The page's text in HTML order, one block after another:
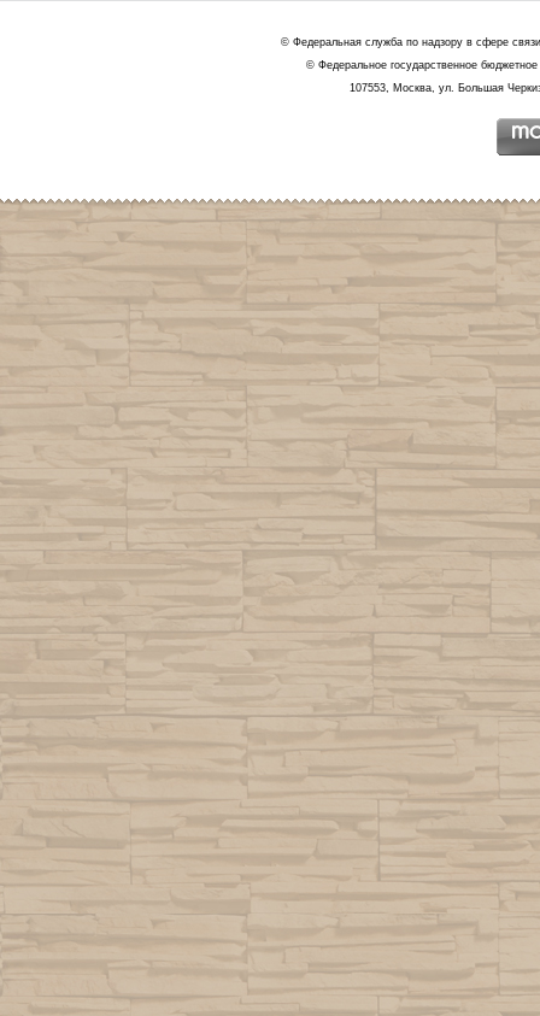
© Федеральная служба по надзору в сфере
© Федеральное государственное
107553, Москва, ул. Большая